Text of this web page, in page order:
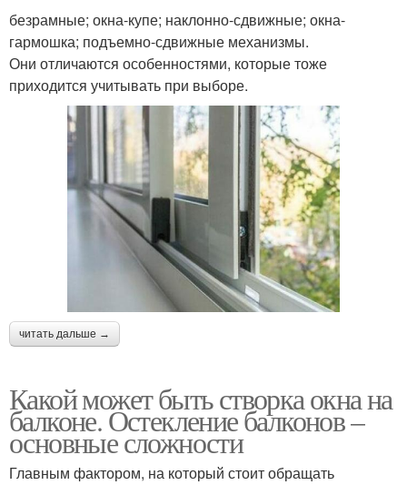
безрамные; окна-купе; наклонно-сдвижные; окна-
гармошка; подъемно-сдвижные механизмы.
Они отличаются особенностями, которые тоже
приходится учитывать при выборе.
читать дальше →
Какой может быть створка окна на
балконе. Остекление балконов –
основные сложности
Главным фактором, на который стоит обращать